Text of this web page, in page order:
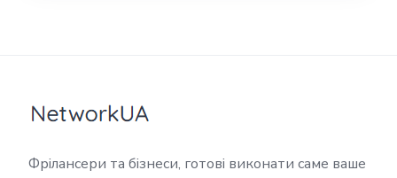
Фрілансери та бізнеси, готові виконати саме ваше